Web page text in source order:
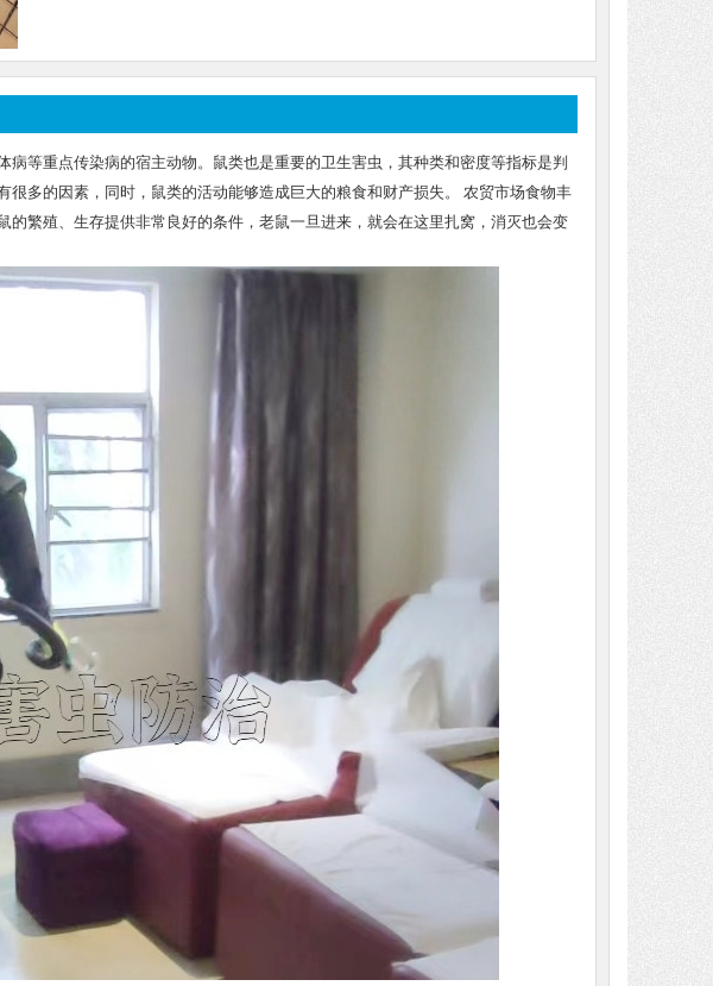
等重点传染病的宿主动物。鼠类也是重要的卫生害虫，其种类和密度等指标是判
多的因素，同时，鼠类的活动能够造成巨大的粮食和财产损失。 农贸市场食物丰
繁殖、生存提供非常良好的条件，老鼠一旦进来，就会在这里扎窝，消灭也会变